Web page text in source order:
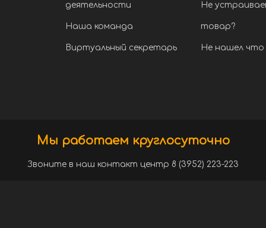
деятельности
Наша команда
Виртуальный секретарь
Не
товар?
Не нашел что
Мы работаем круглосуточно
Звоните в наш контакт центр 8 (3952) 223-223